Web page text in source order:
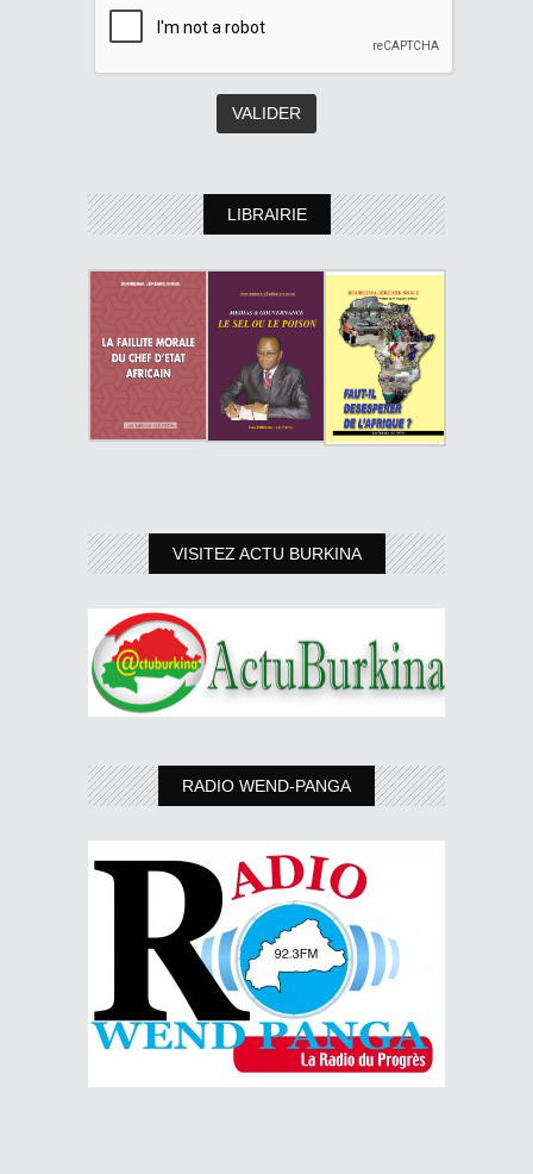
LIBRAIRIE
VISITEZ ACTU BURKINA
RADIO WEND-PANGA